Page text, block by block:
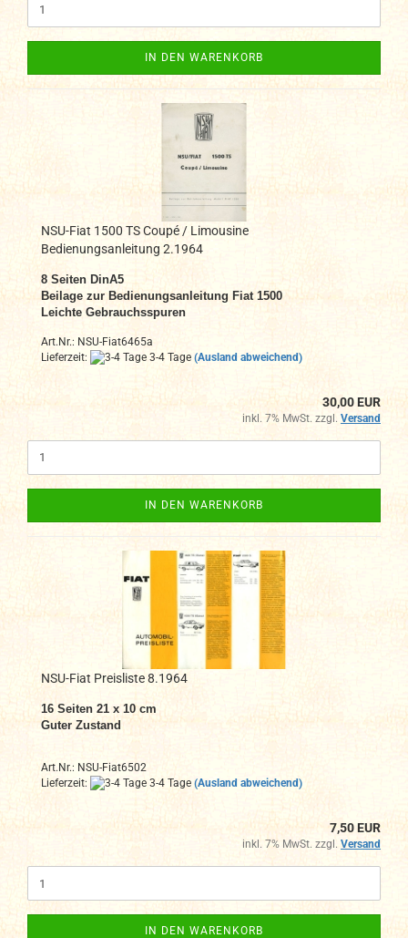
IN DEN WARENKORB
NSU-Fiat 1500 TS Coupé / Limousine
Bedienungsanleitung 2.1964
8 Seiten DinA5
Beilage zur Bedienungsanleitung Fiat 1500
Leichte Gebrauchsspuren
Art.Nr.: NSU-Fiat6465a
Lieferzeit:
3-4 Tage (Ausland abweichend)
30,00 EUR
inkl. 7% MwSt. zzgl. Versand
IN DEN WARENKORB
NSU-Fiat Preisliste 8.1964
16 Seiten 21 x 10 cm
Guter Zustand
Art.Nr.: NSU-Fiat6502
Lieferzeit:
3-4 Tage (Ausland abweichend)
7,50 EUR
inkl. 7% MwSt. zzgl. Versand
IN DEN WARENKORB